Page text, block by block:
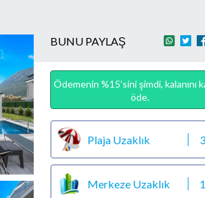
BUNU PAYLAŞ
Ödemenin %15’sini şimdi, kalanını
öde.
Plaja Uzaklık
Merkeze Uzaklık